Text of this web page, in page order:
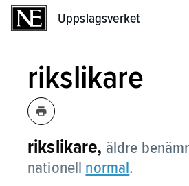
Uppslagsverket
rikslikare
rikslikare, äldre
nationell normal.